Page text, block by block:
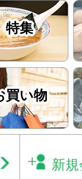
特集
買い物
新